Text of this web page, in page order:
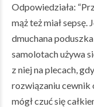
Odpowiedziała:
mąż też miał sepsę.
dmuchana
samolotach używa
z niej na plecach,
rozwiązaniu cewnik
mógł czuć się